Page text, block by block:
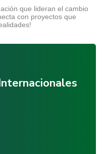
que lideran el cambio
con proyectos que